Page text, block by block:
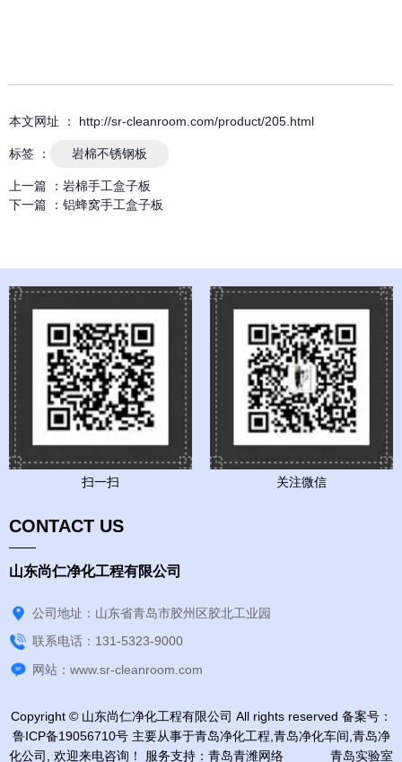
本文网址 ： http://sr-cleanroom.com/product/205.html
标签 ： 岩棉不锈钢板
上一篇 ： 岩棉手工盒子板
下一篇 ： 铝蜂窝手工盒子板
扫一扫 关注微信
CONTACT US
山东尚仁净化工程有限公司
公司地址：山东省青岛市胶州区胶北工业园
联系电话：131-5323-9000
网站：www.sr-cleanroom.com
Copyright © 山东尚仁净化工程有限公司 All rights reserved 备案号：
鲁ICP备19056710号主要从事于青岛净化工程 青岛净化车间 青岛净
化公司
, 欢迎来电咨询！ 服务支持： 青岛青潍网络 青岛实验室